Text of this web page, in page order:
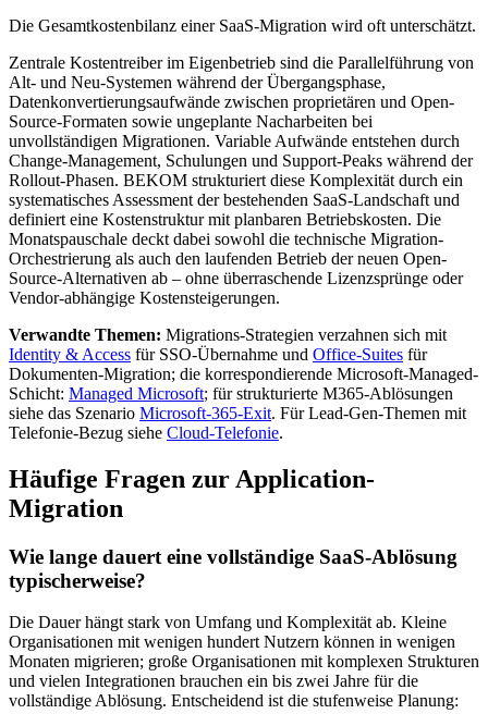
Die Gesamtkostenbilanz einer SaaS-Migration wird oft unterschätzt.
Zentrale Kostentreiber im Eigenbetrieb sind die Parallelführung von
Alt- und Neu-Systemen während der Übergangsphase,
Datenkonvertierungsaufwände zwischen proprietären und Open-
Source-Formaten sowie ungeplante Nacharbeiten bei
unvollständigen Migrationen. Variable Aufwände entstehen durch
Change-Management, Schulungen und Support-Peaks während der
Rollout-Phasen. BEKOM strukturiert diese Komplexität durch ein
systematisches Assessment der bestehenden SaaS-Landschaft und
definiert eine Kostenstruktur mit planbaren Betriebskosten. Die
Monatspauschale deckt dabei sowohl die technische Migration-
Orchestrierung als auch den laufenden Betrieb der neuen Open-
Source-Alternativen ab – ohne überraschende Lizenzsprünge oder
Vendor-abhängige Kostensteigerungen.
Verwandte Themen: Migrations-Strategien verzahnen sich mit
Identity & Access für SSO-Übernahme und Office-Suites für
Dokumenten-Migration; die korrespondierende Microsoft-Managed-
Schicht: Managed Microsoft; für strukturierte M365-Ablösungen
siehe das Szenario Microsoft-365-Exit. Für Lead-Gen-Themen mit
Telefonie-Bezug siehe Cloud-Telefonie.
Häufige Fragen zur Application-
Migration
Wie lange dauert eine vollständige SaaS-Ablösung
typischerweise?
Die Dauer hängt stark von Umfang und Komplexität ab. Kleine
Organisationen mit wenigen hundert Nutzern können in wenigen
Monaten migrieren; große Organisationen mit komplexen Strukturen
und vielen Integrationen brauchen ein bis zwei Jahre für die
vollständige Ablösung. Entscheidend ist die stufenweise Planung: